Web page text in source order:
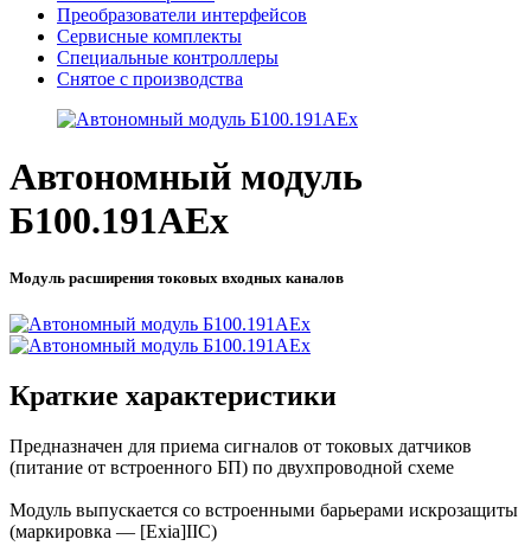
Преобразователи интерфейсов
Сервисные комплекты
Специальные контроллеры
Снятое с производства
Автономный модуль
Б100.191АEx
Модуль расширения токовых входных каналов
Краткие характеристики
Предназначен для приема сигналов от токовых датчиков
(питание от встроенного БП) по двухпроводной схеме
Модуль выпускается со встроенными барьерами искрозащиты
(маркировка — [Exia]IIC)